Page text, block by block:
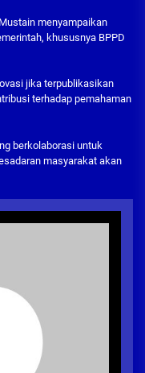
menyampaikan
khususnya BPPD
jika terpublikasikan
terhadap pemahaman
berkolaborasi untuk
masyarakat akan